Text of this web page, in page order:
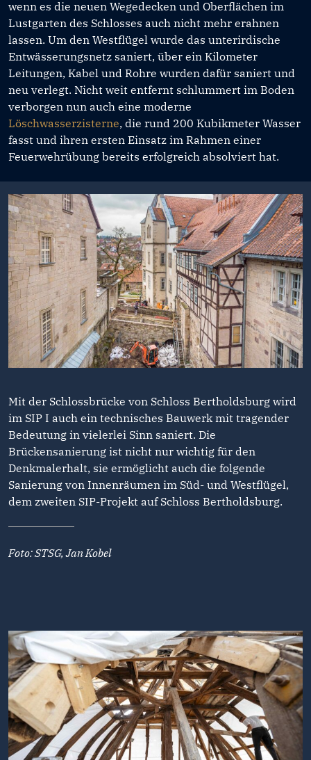
wenn es die neuen Wegedecken und Oberflächen im
Lustgarten des Schlosses auch nicht mehr erahnen
lassen. Um den Westflügel wurde das unterirdische
Entwässerungsnetz saniert, über ein Kilometer
Leitungen, Kabel und Rohre wurden dafür saniert und
neu verlegt. Nicht weit entfernt schlummert im Boden
verborgen nun auch eine moderne
Löschwasserzisterne, die rund 200 Kubikmeter Wasser
fasst und ihren ersten Einsatz im Rahmen einer
Feuerwehrübung bereits erfolgreich absolviert hat.
Mit der Schlossbrücke von Schloss Bertholdsburg wird
im SIP I auch ein technisches Bauwerk mit tragender
Bedeutung in vielerlei Sinn saniert. Die
Brückensanierung ist nicht nur wichtig für den
Denkmalerhalt, sie ermöglicht auch die folgende
Sanierung von Innenräumen im Süd- und Westflügel,
dem zweiten SIP-Projekt auf Schloss Bertholdsburg.
Foto: STSG, Jan Kobel